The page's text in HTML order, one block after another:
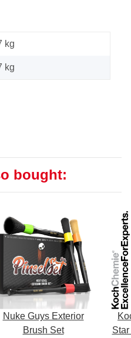
kg
kg
bought:
Nuke Guys Exterior
Brush Set